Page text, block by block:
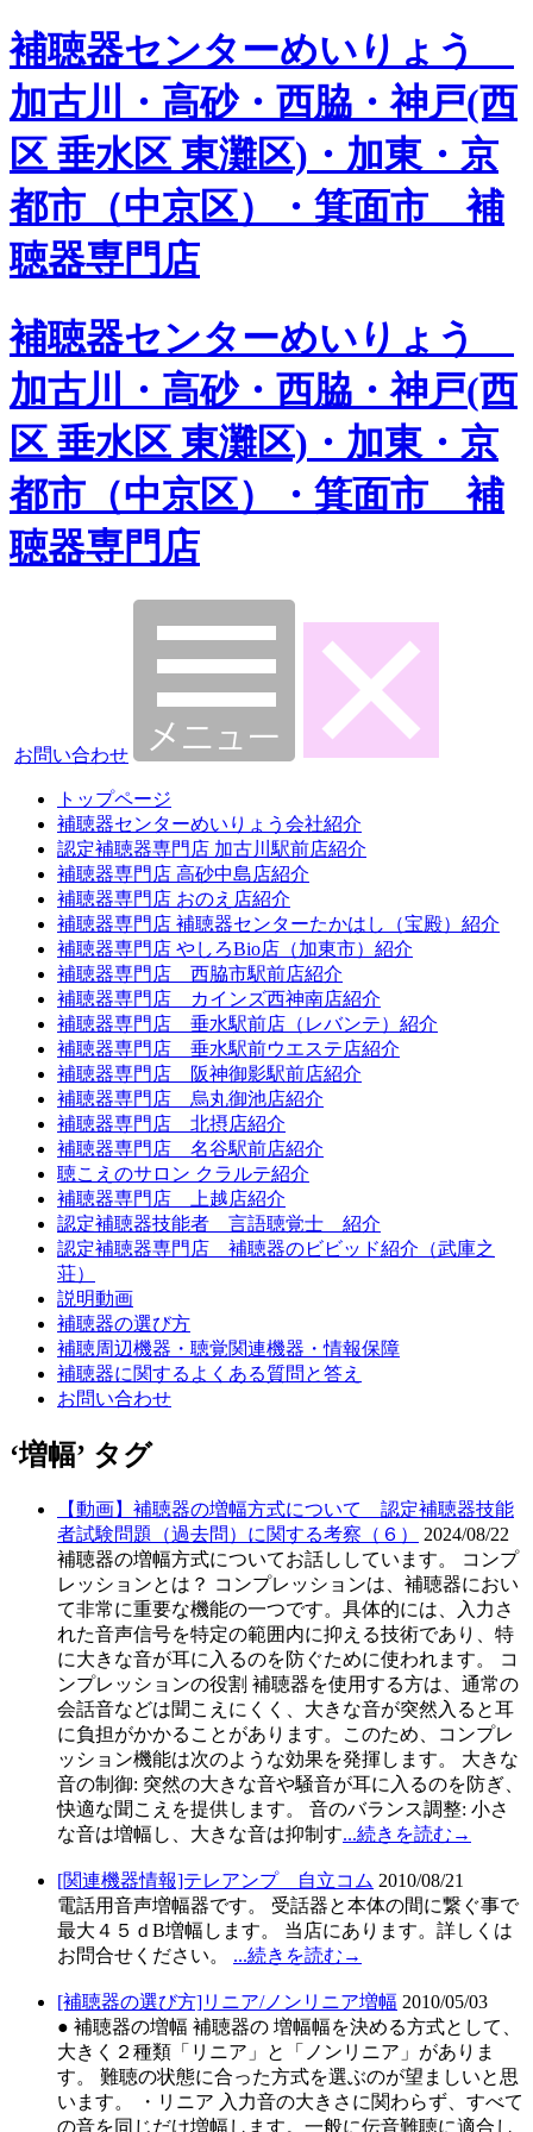
補聴器センターめいりょう
加古川・高砂・西脇・神戸(西
区 垂水区 東灘区)・加東・京
都市（中京区）・箕面市 補
聴器専門店
補聴器センターめいりょう
加古川・高砂・西脇・神戸(西
区 垂水区 東灘区)・加東・京
都市（中京区）・箕面市 補
聴器専門店
お問い合わせ
トップページ
補聴器センターめいりょう会社紹介
認定補聴器専門店 加古川駅前店紹介
補聴器専門店 高砂中島店紹介
補聴器専門店 おのえ店紹介
補聴器専門店 補聴器センターたかはし（宝殿）紹介
補聴器専門店 やしろBio店（加東市）紹介
補聴器専門店 西脇市駅前店紹介
補聴器専門店 カインズ西神南店紹介
補聴器専門店 垂水駅前店（レバンテ）紹介
補聴器専門店 垂水駅前ウエステ店紹介
補聴器専門店 阪神御影駅前店紹介
補聴器専門店 烏丸御池店紹介
補聴器専門店 北摂店紹介
補聴器専門店 名谷駅前店紹介
聴こえのサロン クラルテ紹介
補聴器専門店 上越店紹介
認定補聴器技能者 言語聴覚士 紹介
認定補聴器専門店 補聴器のビビッド紹介（武庫之
荘）
説明動画
補聴器の選び方
補聴周辺機器・聴覚関連機器・情報保障
補聴器に関するよくある質問と答え
お問い合わせ
‘増幅’ タグ
【動画】補聴器の増幅方式について 認定補聴器技能
者試験問題（過去問）に関する考察（６）
2024/08/22
補聴器の増幅方式についてお話ししています。 コンプ
レッションとは？ コンプレッションは、補聴器におい
て非常に重要な機能の一つです。具体的には、入力さ
れた音声信号を特定の範囲内に抑える技術であり、特
に大きな音が耳に入るのを防ぐために使われます。 コ
ンプレッションの役割 補聴器を使用する方は、通常の
会話音などは聞こえにくく、大きな音が突然入ると耳
に負担がかかることがあります。このため、コンプレ
ッション機能は次のような効果を発揮します。 大きな
音の制御: 突然の大きな音や騒音が耳に入るのを防ぎ、
快適な聞こえを提供します。 音のバランス調整: 小さ
な音は増幅し、大きな音は抑制す...続きを読む→
[関連機器情報]テレアンプ＿自立コム 2010/08/21
電話用音声増幅器です。 受話器と本体の間に繋ぐ事で
最大４５ｄB増幅します。 当店にあります。詳しくは
お問合せください。 ...続きを読む→
[補聴器の選び方]リニア/ノンリニア増幅 2010/05/03
● 補聴器の増幅 補聴器の 増幅幅を決める方式として、
大きく２種類「リニア」と「ノンリニア」がありま
す。 難聴の状態に合った方式を選ぶのが望ましいと思
います。 ・リニア 入力音の大きさに関わらず、すべて
の音を同じだけ増幅します。一般に伝音難聴に適合し